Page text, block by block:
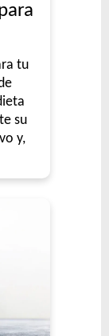
tu
su
y,